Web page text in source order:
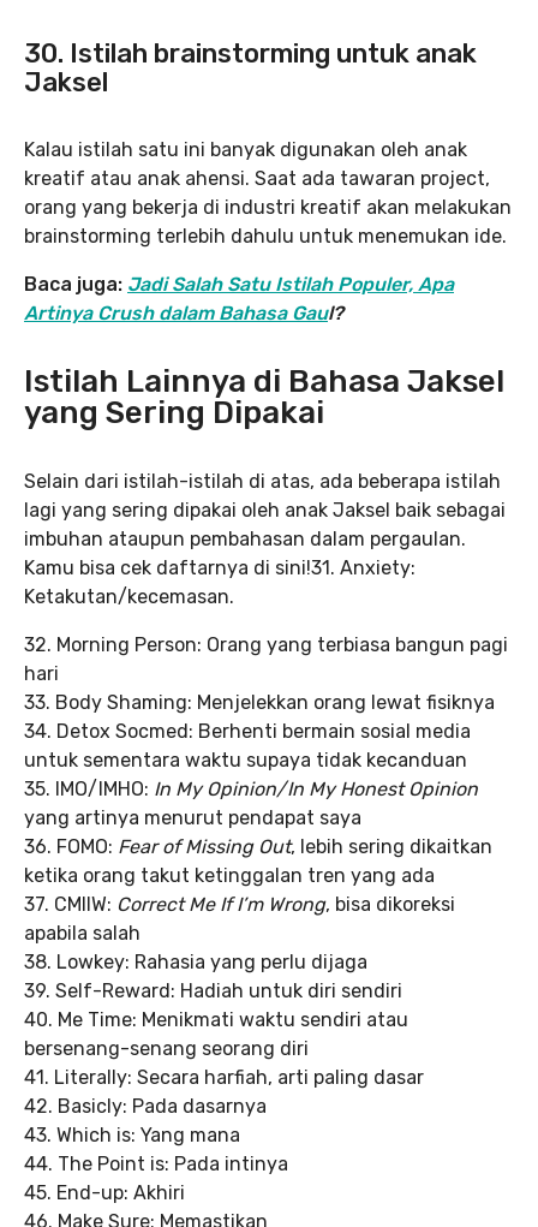
30. Istilah brainstorming untuk anak
Jaksel
Kalau istilah satu ini banyak digunakan oleh anak
kreatif atau anak ahensi. Saat ada tawaran project,
orang yang bekerja di industri kreatif akan melakukan
brainstorming terlebih dahulu untuk menemukan ide.
Baca juga: Jadi Salah Satu Istilah Populer, Apa
Artinya Crush dalam Bahasa Gaul?
Istilah Lainnya di Bahasa Jaksel
yang Sering Dipakai
Selain dari istilah-istilah di atas, ada beberapa istilah
lagi yang sering dipakai oleh anak Jaksel baik sebagai
imbuhan ataupun pembahasan dalam pergaulan.
Kamu bisa cek daftarnya di sini!31. Anxiety:
Ketakutan/kecemasan.
32. Morning Person: Orang yang terbiasa bangun pagi
hari
33. Body Shaming: Menjelekkan orang lewat fisiknya
34. Detox Socmed: Berhenti bermain sosial media
untuk sementara waktu supaya tidak kecanduan
35. IMO/IMHO: In My Opinion/In My Honest Opinion
yang artinya menurut pendapat saya
36. FOMO: Fear of Missing Out, lebih sering dikaitkan
ketika orang takut ketinggalan tren yang ada
37. CMIIW: Correct Me If I’m Wrong, bisa dikoreksi
apabila salah
38. Lowkey: Rahasia yang perlu dijaga
39. Self-Reward: Hadiah untuk diri sendiri
40. Me Time: Menikmati waktu sendiri atau
bersenang-senang seorang diri
41. Literally: Secara harfiah, arti paling dasar
42. Basicly: Pada dasarnya
43. Which is: Yang mana
44. The Point is: Pada intinya
45. End-up: Akhiri
46. Make Sure: Memastikan